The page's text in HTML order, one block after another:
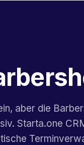
aber die
Starta.one